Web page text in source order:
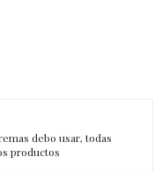
debo usar, todas
productos